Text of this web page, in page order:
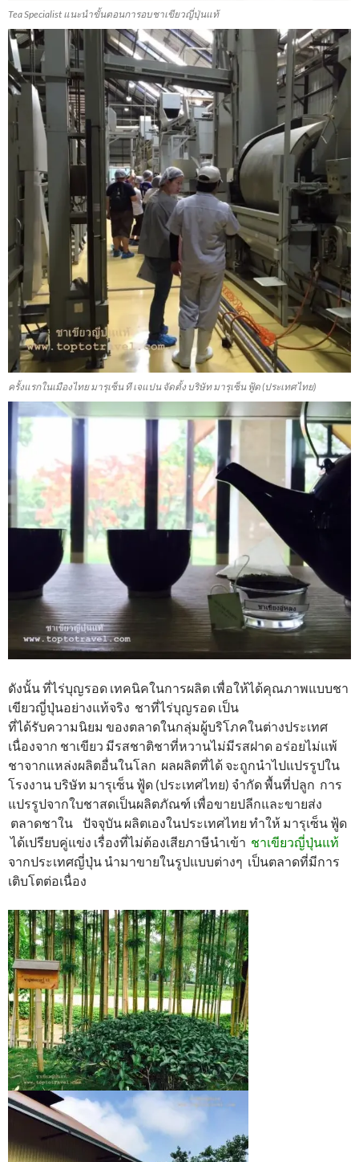
Tea Specialist แนะนำขั้นตอนการอบชาเขียวญี่ปุ่นแท้
ครั้งแรกในเมืองไทย มารุเซ็น ที เจแปน จัดตั้ง บริษัท มารุเซ็น ฟู้ด (ประเทศไทย)
ดังนั้น ที่ไร่บุญรอด เทคนิคในการผลิต เพื่อให้ได้คุณภาพแบบชา
เขียวญี่ปุ่นอย่างแท้จริง ชาที่ไร่บุญรอด เป็น
ที่ได้รับความนิยม ของตลาดในกลุ่มผู้บริโภคในต่างประเทศ
เนื่องจาก ชาเขียว มีรสชาติชาที่หวานไม่มีรสฝาด อร่อยไม่แพ้
ชาจากแหล่งผลิตอื่นในโลก ผลผลิตที่ได้ จะถูกนําไปแปรรูปใน
โรงงาน บริษัท มารุเซ็น ฟู้ด (ประเทศไทย) จำกัด พื้นที่ปลูก การ
แปรรูปจากใบชาสดเป็นผลิตภัณฑ์ เพื่อขายปลีกและขายส่ง
ตลาดชาใน ปัจจุบัน ผลิตเองในประเทศไทย ทำให้ มารุเซ็น ฟู้ด
ได้เปรียบคู่แข่ง เรื่องที่ไม่ต้องเสียภาษีนำเข้า ชาเขียวญี่ปุ่นแท้
จากประเทศญี่ปุ่น นำมาขายในรูปแบบต่างๆ เป็นตลาดที่มีการ
เติบโตต่อเนื่อง